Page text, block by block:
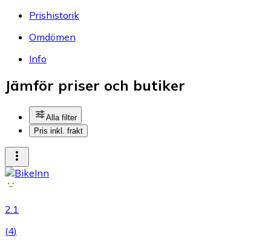
Prishistorik
Omdömen
Info
Jämför priser och butiker
Alla filter
Pris inkl. frakt
2.1
(4)